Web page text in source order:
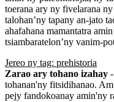
toerana ary ny fivelarana
talohan’ny tapany an-jato
ahafahana mamantatra
tsiambaratelon’ny vanim-
Jereo ny tag: prehistoria
Zarao ary tohano izahay
tohanan'ny fitsidihanao.
pejy fandokoanay amin'ny